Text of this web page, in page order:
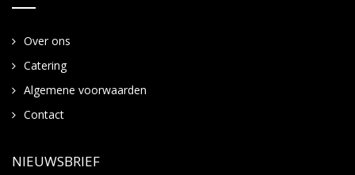
Over ons
Catering
Algemene voorwaarden
Contact
NIEUWSBRIEF